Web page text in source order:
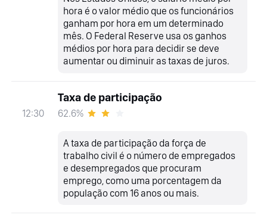
hora é o valor médio que os funcionários
ganham por hora em um determinado
mês. O Federal Reserve usa os ganhos
médios por hora para decidir se deve
aumentar ou diminuir as taxas de juros.
12:30
Taxa de participação
62.6%
A taxa de participação da força de
trabalho civil é o número de empregados
e desempregados que procuram
emprego, como uma porcentagem da
população com 16 anos ou mais.